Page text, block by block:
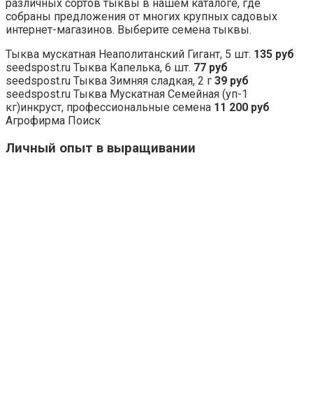
различных сортов тыквы в нашем каталоге, где
собраны предложения от многих крупных садовых
интернет-магазинов. Выберите семена тыквы.
Тыква мускатная Неаполитанский Гигант, 5 шт. 135 руб
seedspost.ru Тыква Капелька, 6 шт. 77 руб
seedspost.ru Тыква Зимняя сладкая, 2 г 39 руб
seedspost.ru Тыква Мускатная Семейная (уп-1
кг)инкруст, профессиональные семена 11 200 руб
Агрофирма Поиск
Личный опыт в выращивании